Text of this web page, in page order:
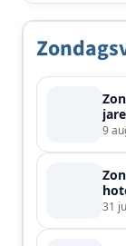
9
31